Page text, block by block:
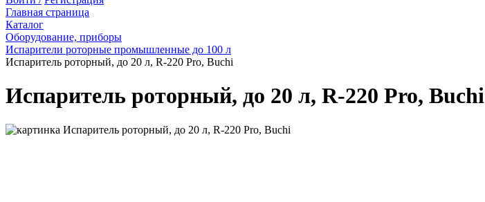
Главная страница
Каталог
Оборудование, приборы
Испарители роторные промышленные до 100 л
Испаритель роторный, до 20 л, R-220 Pro, Buchi
Испаритель роторный, до 20 л, R-220 Pro, Buchi